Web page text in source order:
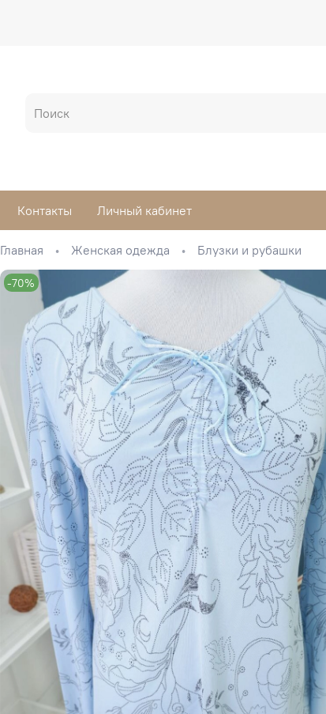
Контакты Личный кабинет
Главная Женская одежда Блузки и рубашки
-70%